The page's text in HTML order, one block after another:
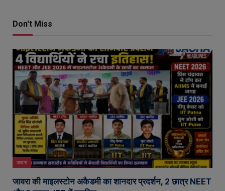
Don't Miss
जावरा
जावरा की माइलस्टोन अकैडमी का शानदार प्रदर्शन, 2 छात्र NEET